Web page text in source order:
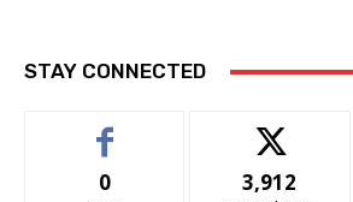
STAY CONNECTED
0 3,912